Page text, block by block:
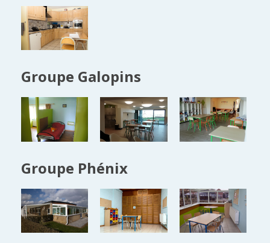
Groupe Galopins
Groupe Phénix